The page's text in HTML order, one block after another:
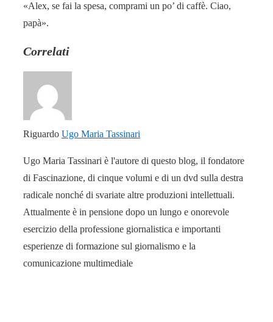
«Alex, se fai la spesa, comprami un po’ di caffè. Ciao,
papà».
Correlati
Riguardo Ugo Maria Tassinari
Ugo Maria Tassinari è l'autore di questo blog, il fondatore
di Fascinazione, di cinque volumi e di un dvd sulla destra
radicale nonché di svariate altre produzioni intellettuali.
Attualmente è in pensione dopo un lungo e onorevole
esercizio della professione giornalistica e importanti
esperienze di formazione sul giornalismo e la
comunicazione multimediale